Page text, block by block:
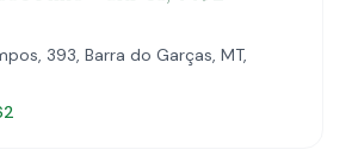
393, Barra do Garças, MT,